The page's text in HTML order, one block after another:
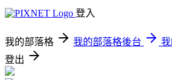
登入
我的部落格 我的部落格後台
登出